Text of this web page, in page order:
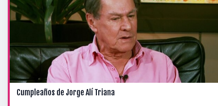
Cumpleaños de Jorge Alí Triana